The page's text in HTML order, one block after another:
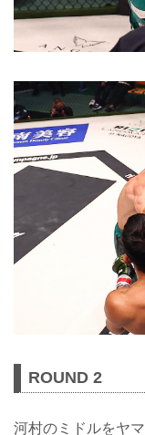
ROUND 2
河村のミドルをヤ